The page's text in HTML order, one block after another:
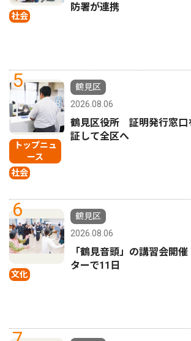
社会
防署が連携
5
トップニュ
ース
社会
鶴見区
2026.08.06
鶴見区役所 証明発行窓
証して全区へ
6
文化
鶴見区
2026.08.06
「鶴見音頭」の講習会開
ターで11日